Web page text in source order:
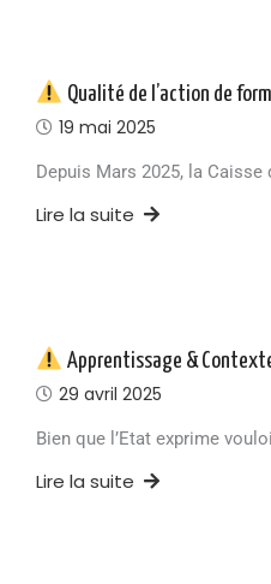
Qualité de l’action de
19 mai 2025
Depuis Mars 2025, la
Lire la suite
Apprentissage &
29 avril 2025
Bien que l’Etat exprime
Lire la suite